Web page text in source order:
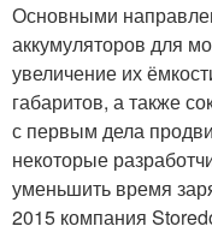
Основными
аккумуляторов для
увеличение их
габаритов, а также
с первым дела
некоторые
уменьшить время
2015 компания